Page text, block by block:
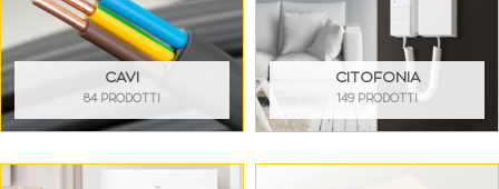
CAVI
84 PRODOTTI
CITOFONIA
149 PRODOTTI